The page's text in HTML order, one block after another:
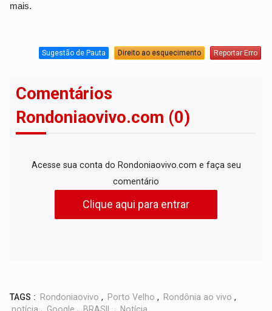
mais.
Sugestão de Pauta Direito ao esquecimento Reportar Erro
Comentários
Rondoniaovivo.com (0)
Acesse sua conta do Rondoniaovivo.com e faça seu
comentário
Clique aqui para entrar
TAGS : Rondoniaovivo , Porto Velho , Rondônia ao vivo ,
notícia , Google , BRASIL , Notícia